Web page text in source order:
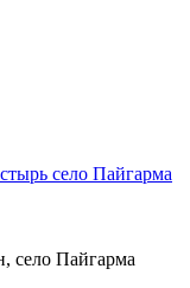
село Пайгарма
село Пайгарма